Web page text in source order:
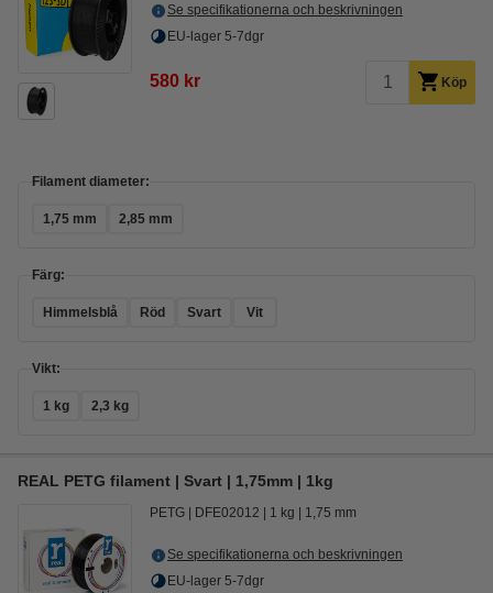
Se specifikationerna och beskrivningen
EU-lager 5-7dgr
580 kr Köp
Filament diameter:
1,75 mm 2,85 mm
Färg:
Himmelsblå Röd Svart Vit
Vikt:
1 kg 2,3 kg
REAL PETG filament | Svart | 1,75mm | 1kg
PETG DFE02012 1 kg 1,75 mm
Se specifikationerna och beskrivningen
EU-lager 5-7dgr